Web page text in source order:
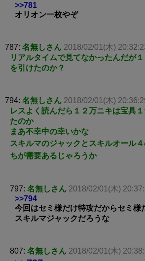
>>781
オリオン一枚やぞ
787: 名無しさん 2018/02/01(木)
リアルタイムで見てなかったんだが
を引けたのか？
794: 名無しさん 2018/02/01(木)
レスよく読んだら１２万ニキは宝具
たのか
まあ不幸中の幸いかな
スキルマのジャックとスキルオール
ちが需要あるじゃろうか
797: 名無しさん 2018/02/01(木)
>>794
今回はセミ様だけ特攻だからセミ様
スキルマジャックだろうな
807: 名無しさん 2018/02/01(木)